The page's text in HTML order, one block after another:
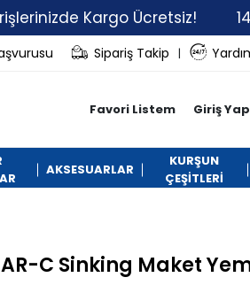
Kargo Ücretsiz! 14.000
Sipariş Takip |
Favori Listem Giriş Yap
AKSESUARLAR
KURŞUN
ÇEŞİTLERİ
C Sinking Maket